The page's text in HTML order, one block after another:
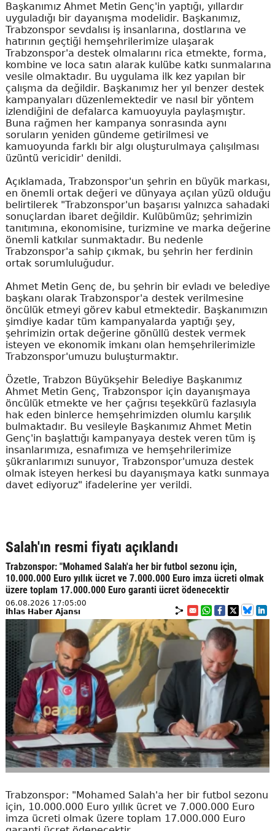
Başkanımız Ahmet Metin Genç'in yaptığı, yıllardır
uyguladığı bir dayanışma modelidir. Başkanımız,
Trabzonspor sevdalısı iş insanlarına, dostlarına ve
hatırının geçtiği hemşehrilerimize ulaşarak
Trabzonspor'a destek olmalarını rica etmekte, forma,
kombine ve loca satın alarak kulübe katkı sunmalarına
vesile olmaktadır. Bu uygulama ilk kez yapılan bir
çalışma da değildir. Başkanımız her yıl benzer destek
kampanyaları düzenlemektedir ve nasıl bir yöntem
izlendiğini de defalarca kamuoyuyla paylaşmıştır.
Buna rağmen her kampanya sonrasında aynı
soruların yeniden gündeme getirilmesi ve
kamuoyunda farklı bir algı oluşturulmaya çalışılması
üzüntü vericidir' denildi.
Açıklamada, Trabzonspor'un şehrin en büyük markası,
en önemli ortak değeri ve dünyaya açılan yüzü olduğu
belirtilerek "Trabzonspor'un başarısı yalnızca sahadaki
sonuçlardan ibaret değildir. Kulübümüz; şehrimizin
tanıtımına, ekonomisine, turizmine ve marka değerine
önemli katkılar sunmaktadır. Bu nedenle
Trabzonspor'a sahip çıkmak, bu şehrin her ferdinin
ortak sorumluluğudur.
Ahmet Metin Genç de, bu şehrin bir evladı ve belediye
başkanı olarak Trabzonspor'a destek verilmesine
öncülük etmeyi görev kabul etmektedir. Başkanımızın
şimdiye kadar tüm kampanyalarda yaptığı şey,
şehrimizin ortak değerine gönüllü destek vermek
isteyen ve ekonomik imkanı olan hemşehrilerimizle
Trabzonspor'umuzu buluşturmaktır.
Özetle, Trabzon Büyükşehir Belediye Başkanımız
Ahmet Metin Genç, Trabzonspor için dayanışmaya
öncülük etmekte ve her çağrısı teşekkürü fazlasıyla
hak eden binlerce hemşehrimizden olumlu karşılık
bulmaktadır. Bu vesileyle Başkanımız Ahmet Metin
Genç'in başlattığı kampanyaya destek veren tüm iş
insanlarımıza, esnafımıza ve hemşehrilerimize
şükranlarımızı sunuyor, Trabzonspor'umuza destek
olmak isteyen herkesi bu dayanışmaya katkı sunmaya
davet ediyoruz" ifadelerine yer verildi.
Salah'ın resmi fiyatı açıklandı
Trabzonspor: "Mohamed Salah'a her bir futbol sezonu için,
10.000.000 Euro yıllık ücret ve 7.000.000 Euro imza ücreti olmak
üzere toplam 17.000.000 Euro garanti ücret ödenecektir
06.08.2026 17:05:00
İhlas Haber Ajansı
Trabzonspor: "Mohamed Salah'a her bir futbol sezonu
için, 10.000.000 Euro yıllık ücret ve 7.000.000 Euro
imza ücreti olmak üzere toplam 17.000.000 Euro